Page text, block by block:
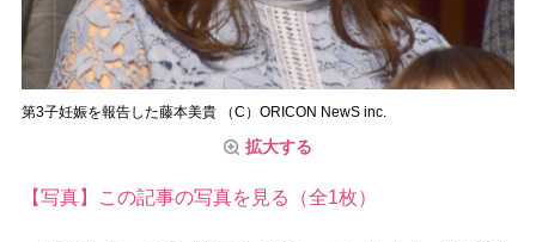
第3子妊娠を報告した藤本美貴 （C）ORICON NewS inc.
拡大する
【写真】この記事の写真を見る（全1枚）